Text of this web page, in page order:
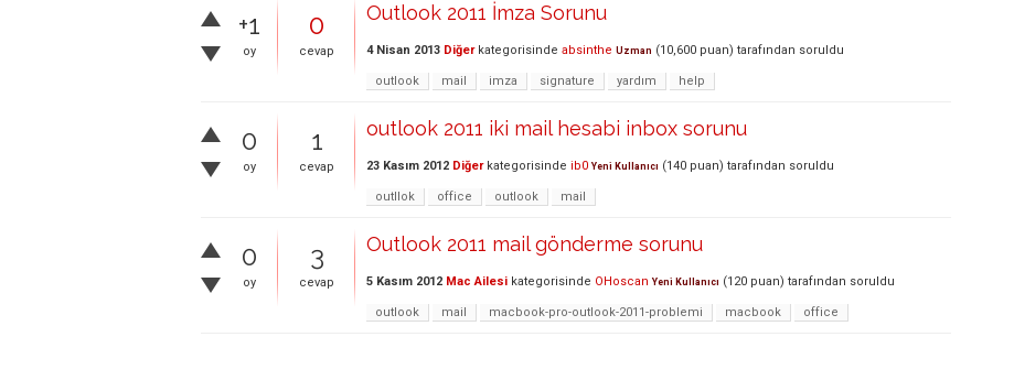
+1
oy
0
cevap
Outlook 2011 İmza Sorunu
4 Nisan 2013 Diğerkategorisinde absinthe Uzman (10,600 puan) tarafından soruldu
outlook mail imza signature yardım help
0
oy
1
cevap
outlook 2011 iki mail hesabi inbox sorunu
23 Kasım 2012 Diğerkategorisinde ib0 Yeni Kullanıcı (140 puan) tarafından soruldu
outllok office outlook mail
0
oy
3
cevap
Outlook 2011 mail gönderme sorunu
5 Kasım 2012 Mac Ailesi kategorisinde OHoscan Yeni Kullanıcı (120 puan) tarafından soruldu
outlook mail macbook-pro-outlook-2011-problemi macbook office